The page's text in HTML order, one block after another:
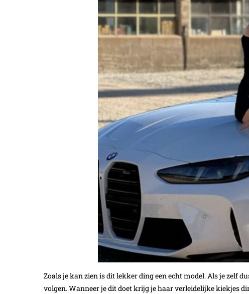
Zoals je kan zien is dit lekker ding een echt model. Als je zelf
volgen. Wanneer je dit doet krijg je haar verleidelijke kiekjes